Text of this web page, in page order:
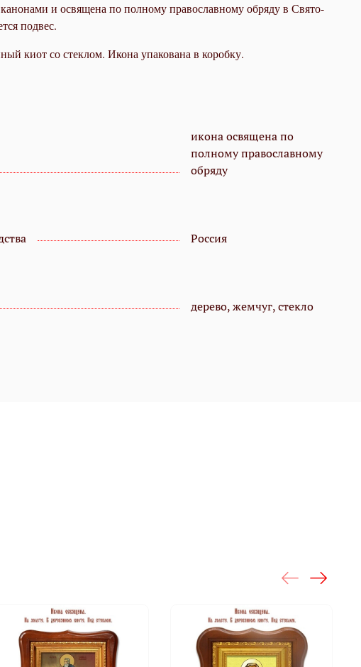
и освящена по полному православному обряду в Свято-
подвес.
киот со стеклом. Икона упакована в коробку.
икона освящена по
полному православному
обряду
Россия
дерево, жемчуг, стекло